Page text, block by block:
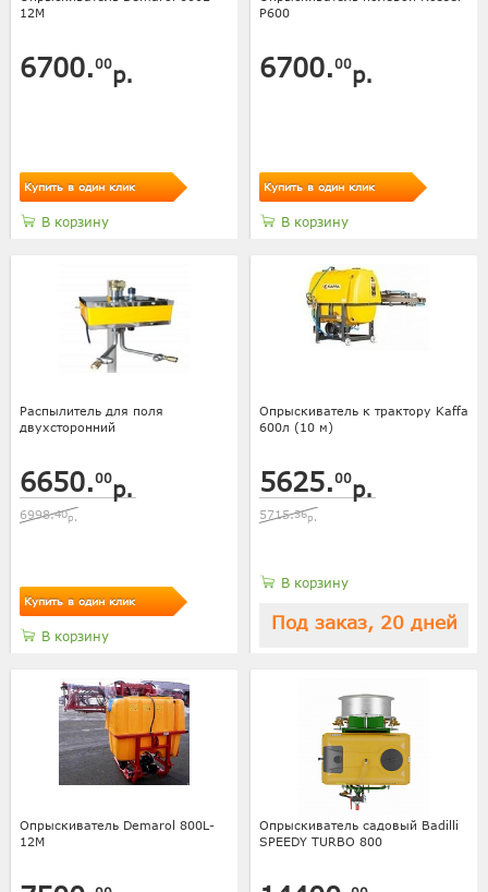
12М
6700.00р.
Купить в один клик
В корзину
P600
6700.00р.
Купить в один клик
В корзину
Распылитель для поля
двухсторонний
6650.00р.
6998.40р.
Купить в один клик
В корзину
Опрыскиватель к трактору Kaffa
600л (10 м)
5625.00р.
5715.36р.
В корзину
Под заказ, 20 дней
Опрыскиватель Demarol 800L-
12М
Опрыскиватель садовый Badilli
SPEEDY TURBO 800